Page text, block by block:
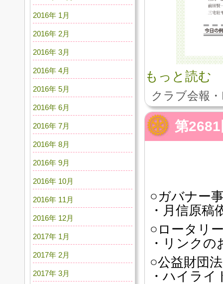
もっと読む
クラブ会報
第
○ガバナー
・月信原稿
○ロータリ
・リンクの
○公益財団
・ハイラ
2016年 1月
2016年 2月
2016年 3月
2016年 4月
2016年 5月
2016年 6月
2016年 7月
2016年 8月
2016年 9月
2016年 10月
2016年 11月
2016年 12月
2017年 1月
2017年 2月
2017年 3月